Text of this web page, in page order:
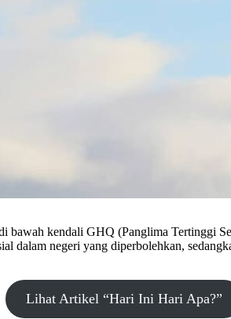
bawah kendali GHQ (Panglima Tertinggi
dalam negeri yang diperbolehkan,
Lihat Artikel “Hari Ini Hari Apa?”